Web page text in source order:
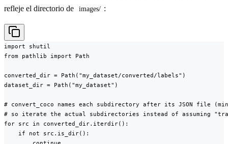
refleje el directorio de
images/ :
import shutil
from pathlib import Path
converted_dir = Path("my_dataset/converted/labels")
dataset_dir = Path("my_dataset")
# convert_coco names each subdirectory after its JSON file
# so iterate the actual subdirectories instead of assuming
for src in converted_dir.iterdir():
    if not src.is_dir():